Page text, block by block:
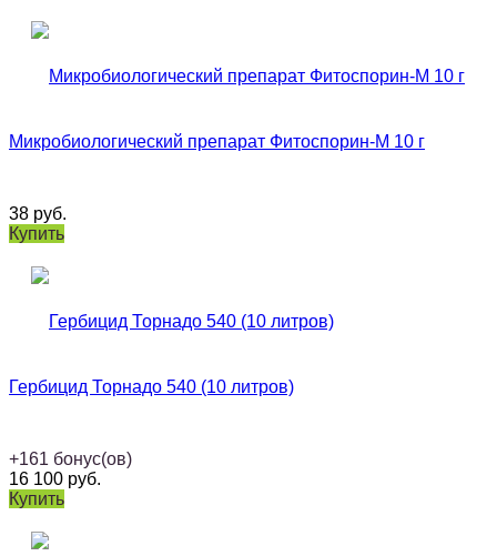
Микробиологический препарат Фитоспорин-М 10 г
38 руб.
Купить
Гербицид Торнадо 540 (10 литров)
+161 бонус(ов)
16 100 руб.
Купить